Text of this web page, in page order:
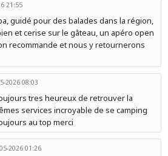
21:55
guidé pour des balades dans la région,
et cerise sur le gâteau, un apéro open
recommande et nous y retournerons
2026 08:03
tres heureux de retrouver la
services incroyable de se camping
au top merci
2026 01:26